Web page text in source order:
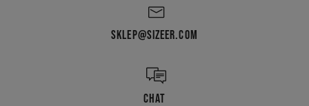
SKLEP@SIZEER.COM
CHAT